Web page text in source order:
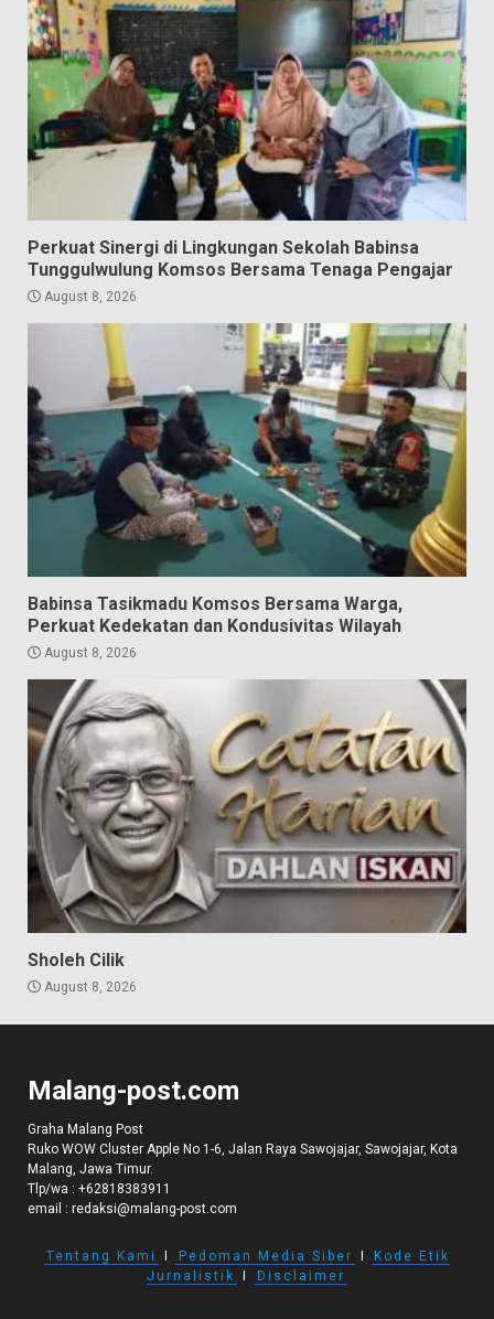
Perkuat Sinergi di Lingkungan Sekolah Babinsa
Tunggulwulung Komsos Bersama Tenaga Pengajar
August 8, 2026
Babinsa Tasikmadu Komsos Bersama Warga,
Perkuat Kedekatan dan Kondusivitas Wilayah
August 8, 2026
Sholeh Cilik
August 8, 2026
Malang-post.com
Graha Malang Post
Ruko WOW Cluster Apple No 1-6, Jalan Raya Sawojajar, Sawojajar, Kota
Malang, Jawa Timur.
Tlp/wa : +62818383911
email : redaksi@malang-post.com
Tentang Kami Pedoman Media Siber
Kode Etik
Jurnalistik
Disclaimer